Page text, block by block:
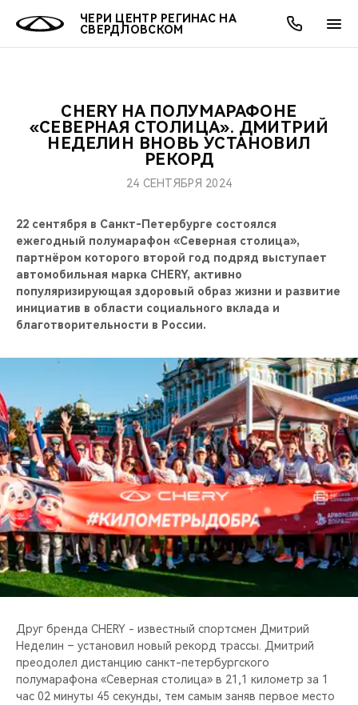
ЧЕРИ ЦЕНТР РЕГИНАС НА
СВЕРДЛОВСКОМ
МОДЕЛИ
СЕДАНЫ
НОВИНКИ
ПОКУПАТЕЛЯМ
ВЛАДЕЛЬЦАМ
ПОДДЕРЖКА
CHERY CONNECT
МИР CHERY
CHERY В СОЦСЕТЯХ
ЛЮДИ CHERY
БЛАГОТВОРИТЕЛЬНОСТЬ
CHERY REMOTE
CHERY И СПОРТ
НАШИ МЕРОПРИЯТИЯ
ВИДЕООБЗОРЫ
CHERY ДЛЯ ДЕТЕЙ
АКЦИИ
ОНЛАЙН СЕРВИСЫ
О КОМПАНИИ
CHERY НА ПОЛУМАРАФОНЕ
«СЕВЕРНАЯ СТОЛИЦА». ДМИТРИЙ
НЕДЕЛИН ВНОВЬ УСТАНОВИЛ
РЕКОРД
24 СЕНТЯБРЯ 2024
22 сентября в Санкт-Петербурге состоялся
ежегодный полумарафон «Северная столица»,
партнёром которого второй год подряд выступает
автомобильная марка CHERY, активно
популяризирующая здоровый образ жизни и развитие
инициатив в области социального вклада и
благотворительности в России.
Друг бренда CHERY - известный спортсмен Дмитрий
Неделин – установил новый рекорд трассы. Дмитрий
преодолел дистанцию санкт-петербургского
полумарафона «Северная столица» в 21,1 километр за 1
час 02 минуты 45 секунды, тем самым заняв первое место